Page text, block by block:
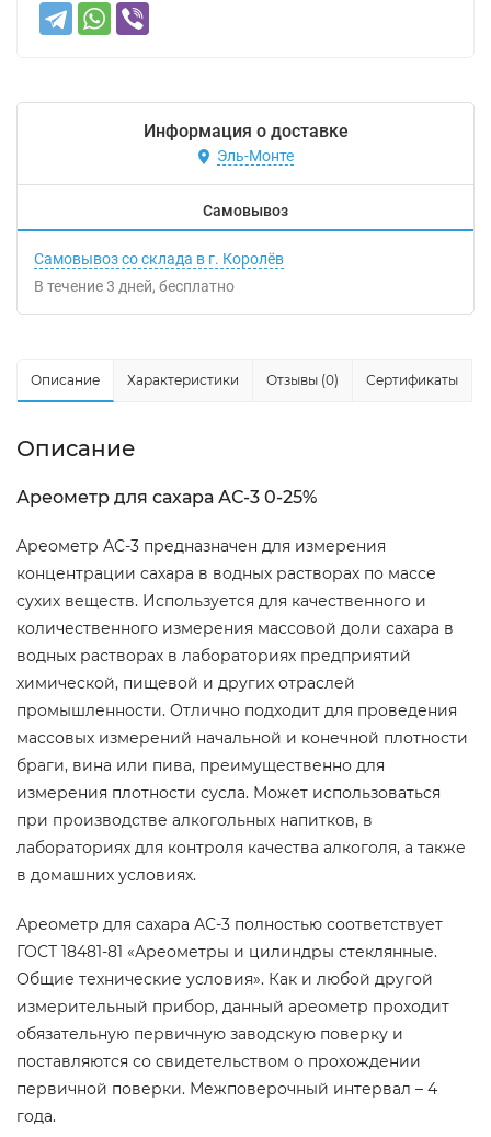
Информация о доставке
Эль-Монте
Самовывоз
Самовывоз со склада в г. Королёв
В течение3 дней Бесплатно
Описание Характеристики Отзывы (0) Сертификаты
Описание
Ареометр для сахара АС-3 0-25%
Ареометр АС-3 предназначен для измерения
концентрации сахара в водных растворах по массе
сухих веществ. Используется для качественного и
количественного измерения массовой доли сахара в
водных растворах в лабораториях предприятий
химической, пищевой и других отраслей
промышленности. Отлично подходит для проведения
массовых измерений начальной и конечной плотности
браги, вина или пива, преимущественно для
измерения плотности сусла. Может использоваться
при производстве алкогольных напитков, в
лабораториях для контроля качества алкоголя, а также
в домашних условиях.
Ареометр для сахара АС-3 полностью соответствует
ГОСТ 18481-81 «Ареометры и цилиндры стеклянные.
Общие технические условия». Как и любой другой
измерительный прибор, данный ареометр проходит
обязательную первичную заводскую поверку и
поставляются со свидетельством о прохождении
первичной поверки. Межповерочный интервал – 4
года.